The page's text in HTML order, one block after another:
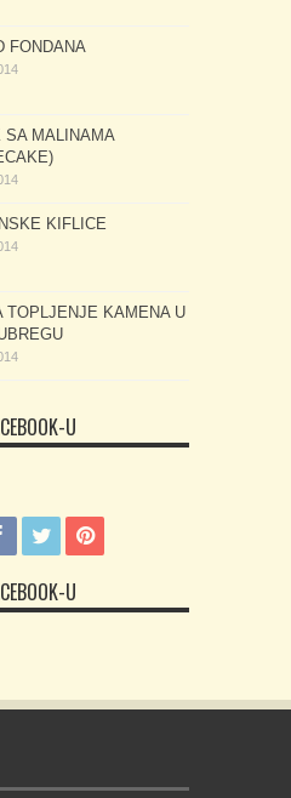
FONDANA
SA MALINAMA
KIFLICE
TOPLJENJE KAMENA U
U
U